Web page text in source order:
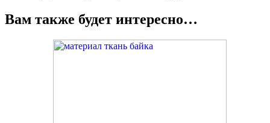
Вам также будет интересно…